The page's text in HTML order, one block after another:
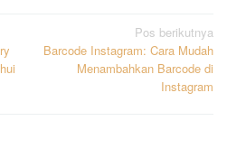
Pos berikutnya
Barcode Instagram: Cara Mudah
Menambahkan Barcode di
Instagram